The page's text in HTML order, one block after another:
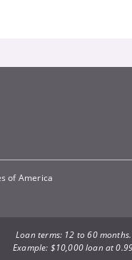
of America
Loan terms: 12 to 60
Example: $10,000 loan at